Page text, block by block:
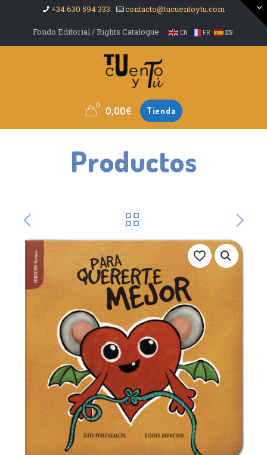
+34 630 594 333 contacto@tucuentoytu.com
Fondo Editorial / Rights Catalogue EN FR ES
0 0,00€ Tienda
Productos